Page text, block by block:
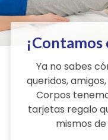
Ya no sabes
queridos,
Corpos
tarjetas regalo
mismos